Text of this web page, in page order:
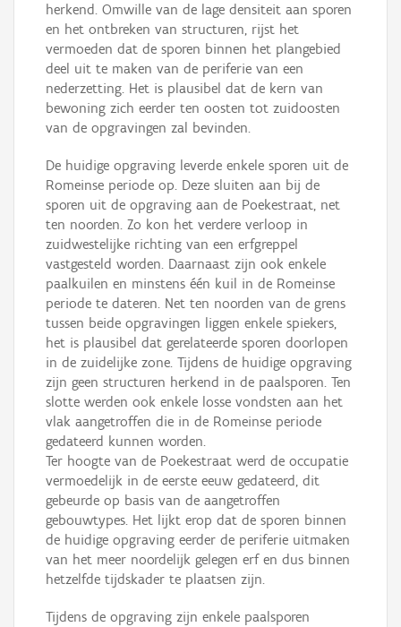
herkend. Omwille van de lage densiteit aan sporen
en het ontbreken van structuren, rijst het
vermoeden dat de sporen binnen het plangebied
deel uit te maken van de periferie van een
nederzetting. Het is plausibel dat de kern van
bewoning zich eerder ten oosten tot zuidoosten
van de opgravingen zal bevinden.
De huidige opgraving leverde enkele sporen uit de
Romeinse periode op. Deze sluiten aan bij de
sporen uit de opgraving aan de Poekestraat, net
ten noorden. Zo kon het verdere verloop in
zuidwestelijke richting van een erfgreppel
vastgesteld worden. Daarnaast zijn ook enkele
paalkuilen en minstens één kuil in de Romeinse
periode te dateren. Net ten noorden van de grens
tussen beide opgravingen liggen enkele spiekers,
het is plausibel dat gerelateerde sporen doorlopen
in de zuidelijke zone. Tijdens de huidige opgraving
zijn geen structuren herkend in de paalsporen. Ten
slotte werden ook enkele losse vondsten aan het
vlak aangetroffen die in de Romeinse periode
gedateerd kunnen worden.
Ter hoogte van de Poekestraat werd de occupatie
vermoedelijk in de eerste eeuw gedateerd, dit
gebeurde op basis van de aangetroffen
gebouwtypes. Het lijkt erop dat de sporen binnen
de huidige opgraving eerder de periferie uitmaken
van het meer noordelijk gelegen erf en dus binnen
hetzelfde tijdskader te plaatsen zijn.
Tijdens de opgraving zijn enkele paalsporen